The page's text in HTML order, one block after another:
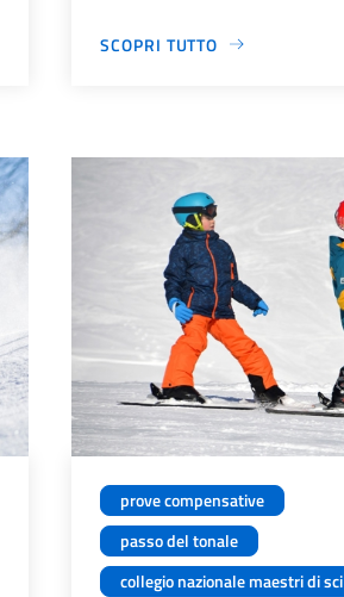
SCOPRI TUTTO
prove compensative
passo del tonale
collegio nazionale maestri di sci